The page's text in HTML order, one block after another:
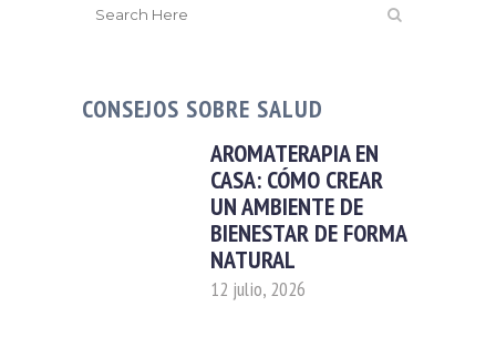
CONSEJOS SOBRE SALUD
AROMATERAPIA EN
CASA: CÓMO CREAR
UN AMBIENTE DE
BIENESTAR DE FORMA
NATURAL
12 julio, 2026